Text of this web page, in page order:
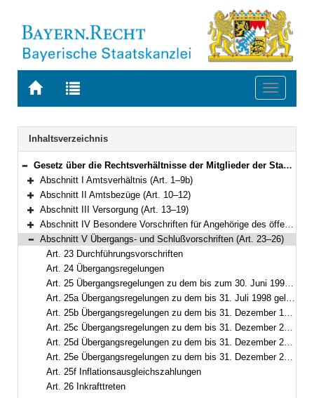
Zur
BAYERN.RECHT
Zur
letzten
Suche
Toggle
Navigation
Inhaltsverzeichnis
Bereich reduzieren
Gesetz über die Rechtsverhältnisse der Mitglieder der Staatsregierung (Bayerisches Ministergesetz – BayMinG) Vom 4. Dezember 1961 (BayRS II S. 72) BayRS 1102-1-F (Art. 1–26)
Bereich erweitern
Abschnitt I Amtsverhältnis (Art. 1–9b)
Bereich erweitern
Abschnitt II Amtsbezüge (Art. 10–12)
Bereich erweitern
Abschnitt III Versorgung (Art. 13–19)
Bereich erweitern
Abschnitt IV Besondere Vorschriften für Angehörige des öffentlichen Dienstes (Art. 20–22)
Bereich reduzieren
Abschnitt V Übergangs- und Schlußvorschriften (Art. 23–26)
Art. 23 Durchführungsvorschriften
Art. 24 Übergangsregelungen
Art. 25 Übergangsregelungen zu dem bis zum 30. Juni 1993 geltenden Recht
Art. 25a Übergangsregelungen zu dem bis 31. Juli 1998 geltenden Recht
Art. 25b Übergangsregelungen zu dem bis 31. Dezember 1998 geltenden Recht
Art. 25c Übergangsregelungen zu dem bis 31. Dezember 2002 geltenden Recht
Art. 25d Übergangsregelungen zu dem bis 31. Dezember 2003 geltenden Recht
Art. 25e Übergangsregelungen zu dem bis 31. Dezember 2010 geltenden Recht
Art. 25f Inflationsausgleichszahlungen
Art. 26 Inkrafttreten